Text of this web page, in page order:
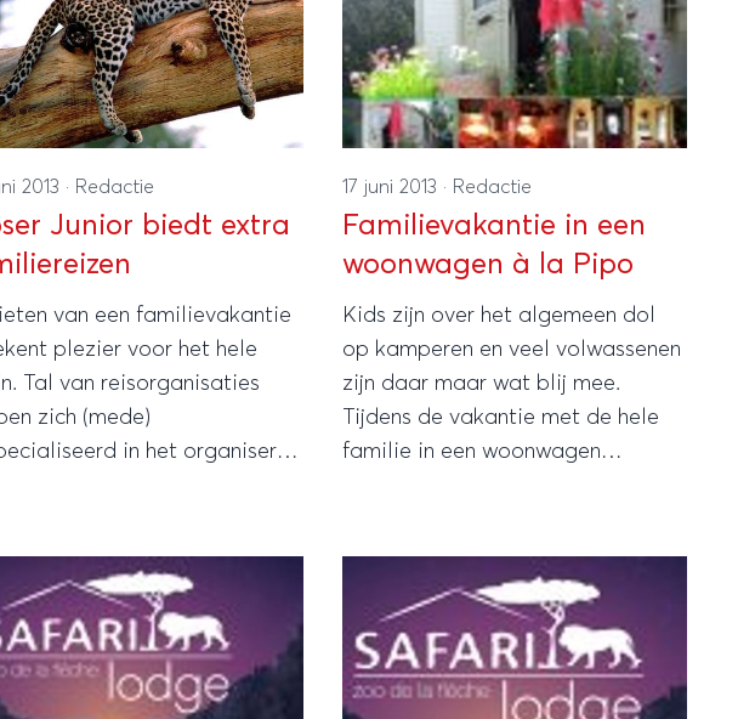
2013 · Redactie
Junior biedt extra
van een familievakantie
plezier voor het hele
Tal van reisorganisaties
zich (mede)
in het organiseren
het beleven van een
gezinsvakantie, zowel
jonge als voor oudere
en volwassenen.
17 juni 2013 · Redactie
Familievakantie in een
woonwagen à la Pipo
Kids zijn over het algemeen dol
op kamperen en veel volwassenen
zijn daar maar wat blij mee.
Tijdens de vakantie met de hele
familie in een woonwagen
kamperen nog veel gezelliger
aanpakken, namelijk door te
overnachten in een van de
‘pipowagens’ van Alfonso.